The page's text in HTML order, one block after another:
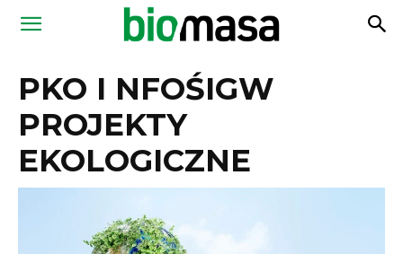
Magazyn
PKO I NFOŚIGW
PROJEKTY
EKOLOGICZNE